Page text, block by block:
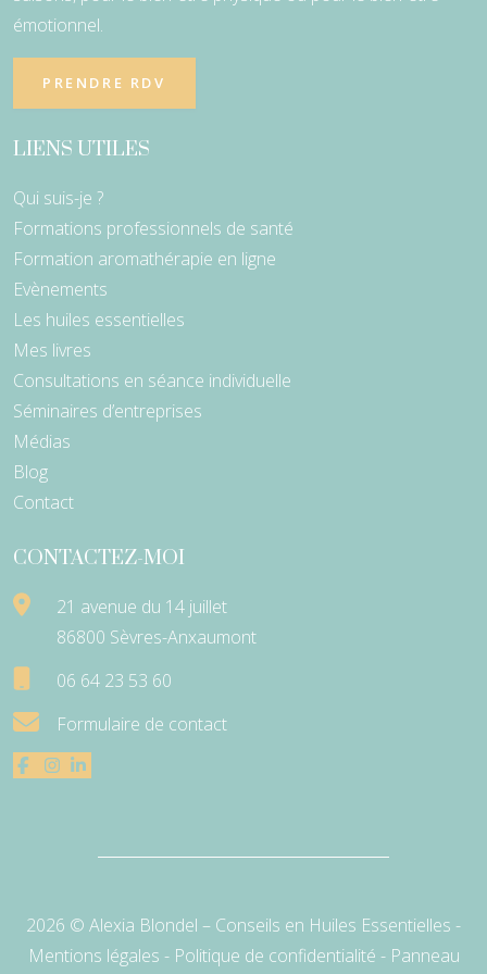
émotionnel.
PRENDRE RDV
LIENS UTILES
Qui suis-je ?
Formations professionnels de santé
Formation aromathérapie en ligne
Evènements
Les huiles essentielles
Mes livres
Consultations en séance individuelle
Séminaires d’entreprises
Médias
Blog
Contact
CONTACTEZ-MOI
21 avenue du 14 juillet
86800 Sèvres-Anxaumont
06 64 23 53 60
Formulaire de contact
2026 © Alexia Blondel – Conseils en Huiles Essentielles -
Mentions légales - Politique de confidentialité - Panneau